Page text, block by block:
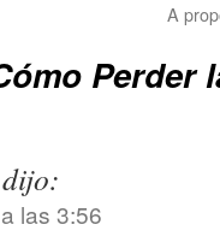
A
Perder
dijo:
las 3:56